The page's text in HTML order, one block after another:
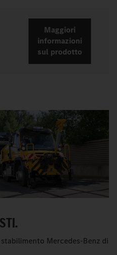
Maggiori
informazioni
sul prodotto
Mercedes-Benz di